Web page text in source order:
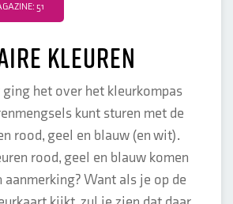
51
kleuren
ging het over het kleurkompas
kunt sturen met de
rood, geel en blauw (en wit).
rood, geel en blauw komen
aanmerking? Want als je op de